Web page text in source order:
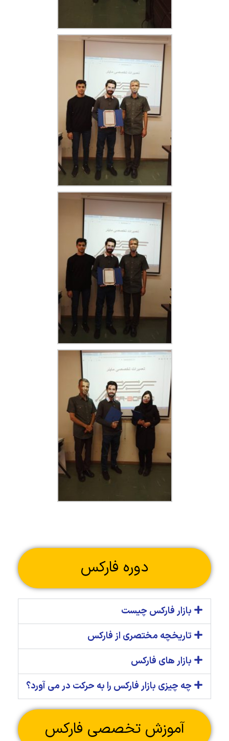
دوره فارکس
بازار فارکس چیست
تاریخچه مختصری از فارکس
بازار های فارکس
چه چیزی بازار فارکس را به حرکت در می آورد؟
آموزش تخصصی فارکس